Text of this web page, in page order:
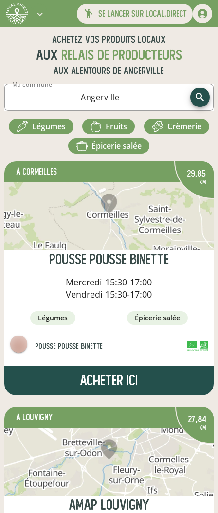
se lancer sur local.direct
Achetez vos produits locaux
aux relais de producteurs
aux alentours de Angerville
Ma commune
légumes fruits
crèmerie
épicerie salée
à Cormeilles 29,85
km
pousse pousse binette
Mercredi 15:30-17:00
Vendredi 15:30-17:00
légumes épicerie salée
Pousse pousse binette CERTIFIÉ PAR FR-BIO-01
AGRICULTURE FRANCE
Acheter ici
à Louvigny 27,84
km
AMAP Louvigny